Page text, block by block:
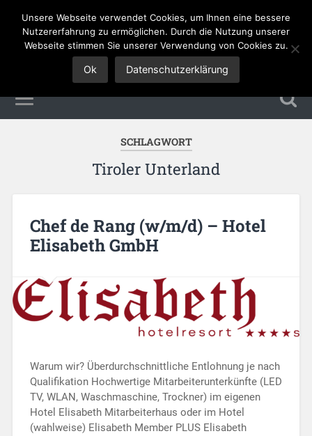
Tourismus Jobs
SCHLAGWORT
Tiroler Unterland
Chef de Rang (w/m/d) – Hotel
Elisabeth GmbH
Warum wir? Überdurchschnittliche Entlohnung je nach
Qualifikation Hochwertige Mitarbeiterunterkünfte (LED
TV, WLAN, Waschmaschine, Trockner) im eigenen
Hotel Elisabeth Mitarbeiterhaus oder im Hotel
(wahlweise) Elisabeth Member PLUS Elisabeth
Unsere Webseite verwendet Cookies, um Ihnen eine bessere
Nutzererfahrung zu ermöglichen. Durch die Nutzung unserer
Webseite stimmen Sie unserer Verwendung von Cookies zu.
Ok Datenschutzerklärung